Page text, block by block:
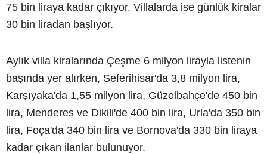
75 bin liraya kadar çıkıyor. Villalarda ise günlük kiralar
30 bin liradan başlıyor.
Aylık villa kiralarında Çeşme 6 milyon lirayla listenin
başında yer alırken, Seferihisar'da 3,8 milyon lira,
Karşıyaka'da 1,55 milyon lira, Güzelbahçe'de 450 bin
lira, Menderes ve Dikili'de 400 bin lira, Urla'da 350 bin
lira, Foça'da 340 bin lira ve Bornova'da 330 bin liraya
kadar çıkan ilanlar bulunuyor.